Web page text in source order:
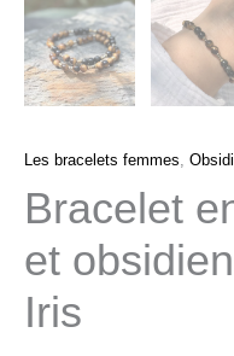
Les bracelets femmes
Bracelet
et
Iris